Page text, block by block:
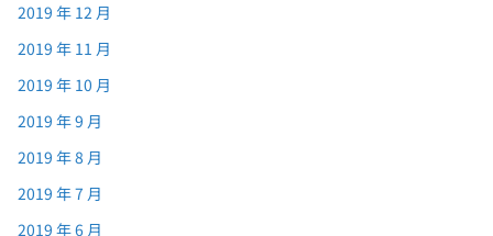
2019 年 12 月
2019 年 11 月
2019 年 10 月
2019 年 9 月
2019 年 8 月
2019 年 7 月
2019 年 6 月